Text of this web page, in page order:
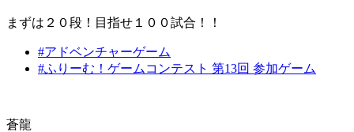
まずは２０段！目指せ１００試合！！
#アドベンチャーゲーム
#ふりーむ！ゲームコンテスト 第13回 参加ゲーム
蒼龍